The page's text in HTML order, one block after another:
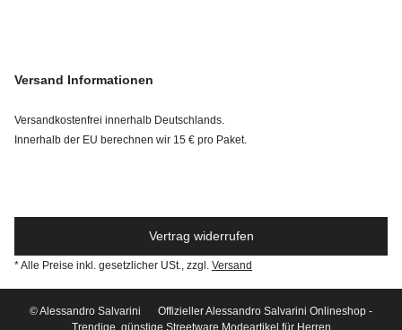
Versand Informationen
Versandkostenfrei innerhalb Deutschlands.
Innerhalb der EU berechnen wir 15 € pro Paket.
Vertrag widerrufen
* Alle Preise inkl. gesetzlicher USt., zzgl. Versand
© Alessandro Salvarini
Offizieller Alessandro Salvarini Onlineshop -
Trendige, günstige Streetware Modeartikel für Herren